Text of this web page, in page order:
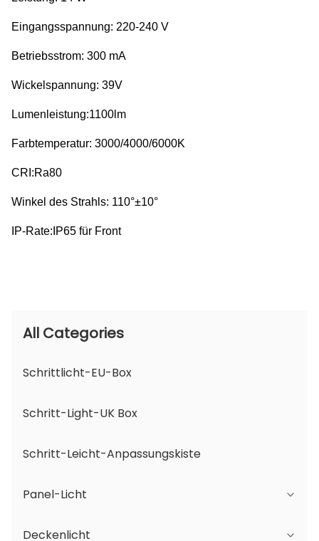
Eingangsspannung: 220-240 V
Betriebsstrom: 300 mA
Wickelspannung: 39V
Lumenleistung:1100lm
Farbtemperatur: 3000/4000/6000K
CRI:Ra80
Winkel des Strahls: 110°±10°
IP-Rate:IP65 für Front
All Categories
Schrittlicht-EU-Box
Schritt-Light-UK Box
Schritt-Leicht-Anpassungskiste
Panel-Licht
JDL-Serie
Deckenlicht